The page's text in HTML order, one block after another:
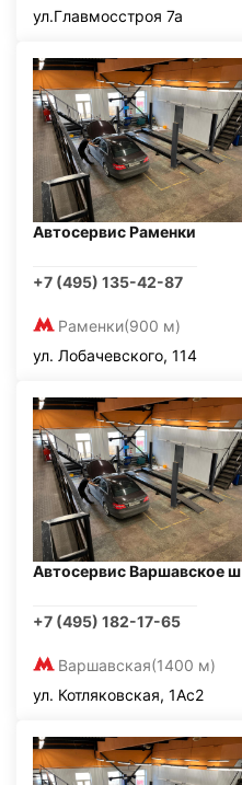
ул.Главмосстроя 7а
Автосервис Раменки
+7 (495) 135-42-87
Раменки(900 м)
ул. Лобачевского, 114
Автосервис Варшавское ш
+7 (495) 182-17-65
Варшавская(1400 м)
ул. Котляковская, 1Ас2